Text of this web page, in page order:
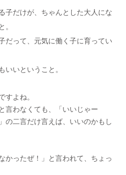
子だけが、ちゃんとした大人にな
。
だって、元気に働く子に育ってい
いいということ。
すよね。
言わなくても、「いいじゃー
の二言だけ言えば、いいのかもし
かったぜ！」と言われて、ちょっ